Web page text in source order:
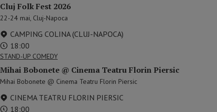
Cluj Folk Fest 2026
22-24 mai, Cluj-Napoca
CAMPING COLINA (CLUJ-NAPOCA)
18:00
STAND-UP COMEDY
Mihai Bobonete @ Cinema Teatru Florin Piersic
Mihai Bobonete @ Cinema Teatru Florin Piersic
CINEMA TEATRU FLORIN PIERSIC
18:00